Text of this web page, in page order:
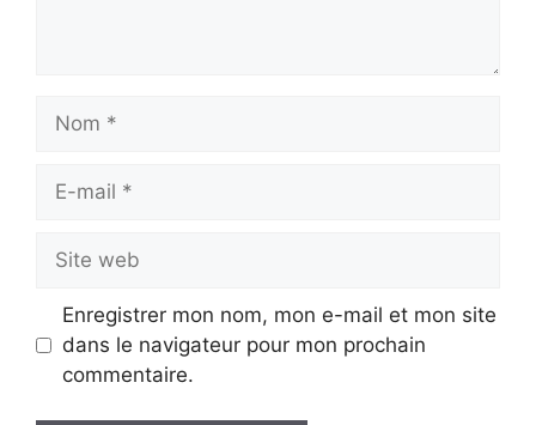
mail
web
Enregistrer mon nom, mon e-mail et mon site
dans le navigateur pour mon prochain
commentaire.